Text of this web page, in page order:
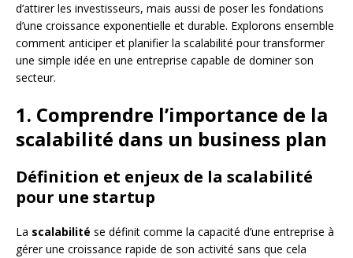
d’attirer les investisseurs, mais aussi de poser les fondations
d’une croissance exponentielle et durable. Explorons ensemble
comment anticiper et planifier la scalabilité pour transformer
une simple idée en une entreprise capable de dominer son
secteur.
1. Comprendre l’importance de la
scalabilité dans un business plan
Définition et enjeux de la scalabilité
pour une startup
La scalabilité se définit comme la capacité d’une entreprise à
gérer une croissance rapide de son activité sans que cela